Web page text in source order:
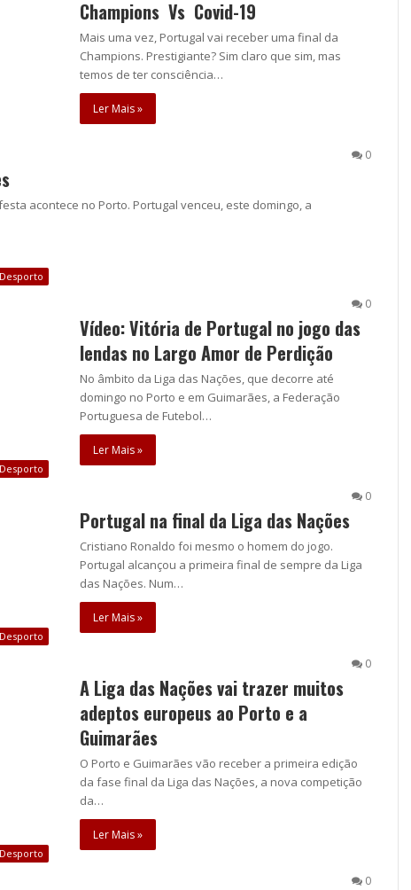
Champions Vs Covid-19
Mais uma vez, Portugal vai receber uma final da
Champions. Prestigiante? Sim claro que sim, mas
temos de ter consciência…
Ler Mais »
0
acontece no Porto. Portugal venceu, este domingo, a
Desporto
0
Vídeo: Vitória de Portugal no jogo das
lendas no Largo Amor de Perdição
No âmbito da Liga das Nações, que decorre até
domingo no Porto e em Guimarães, a Federação
Portuguesa de Futebol…
Ler Mais »
Desporto
0
Portugal na final da Liga das Nações
Cristiano Ronaldo foi mesmo o homem do jogo.
Portugal alcançou a primeira final de sempre da Liga
das Nações. Num…
Ler Mais »
Desporto
0
A Liga das Nações vai trazer muitos
adeptos europeus ao Porto e a
Guimarães
O Porto e Guimarães vão receber a primeira edição
da fase final da Liga das Nações, a nova competição
da…
Ler Mais »
Desporto
0